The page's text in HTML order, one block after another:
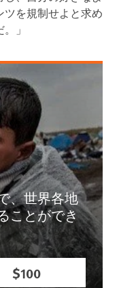
ツを規制せよと求め
」
、世界各地
ことができ
$100